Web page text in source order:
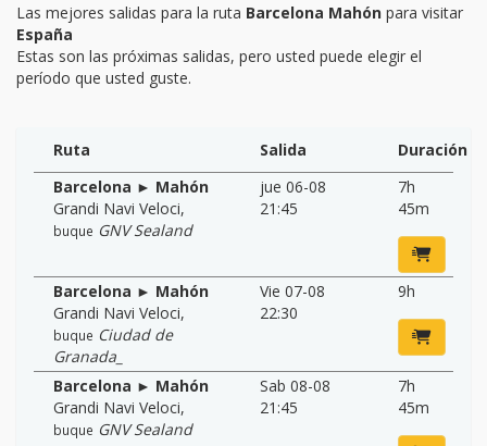
Las mejores salidas para la ruta Barcelona Mahón para visitar
España
Estas son las próximas salidas, pero usted puede elegir el
período que usted guste.
Ruta Salida
Duración
Barcelona ► Mahón
Grandi Navi Veloci,
buque GNV Sealand
jue 06-08
21:45
7h
45m
Barcelona ► Mahón
Grandi Navi Veloci,
buque Ciudad de
Granada_
Vie 07-08
22:30
9h
Barcelona ► Mahón
Grandi Navi Veloci,
buque GNV Sealand
Sab 08-08
21:45
7h
45m